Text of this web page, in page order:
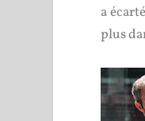
a
plus